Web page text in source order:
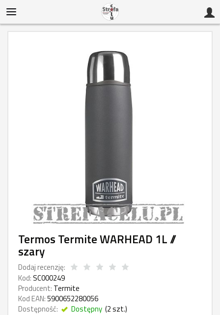
Termos Termite WARHEAD 1L //
szary
Dodaj recenzję:
Kod:SC000249
Producent: Termite
Kod EAN:5900652280056
Dostępność:
Dostępny (2szt.)